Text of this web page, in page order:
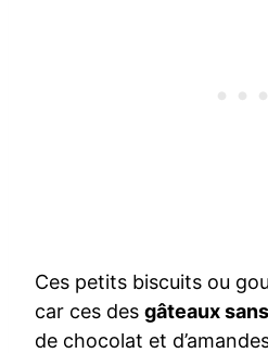
Ces petits biscuits ou
car ces desgâteaux
de chocolat et